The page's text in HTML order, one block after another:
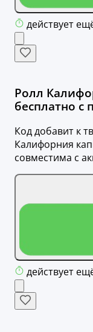
действует
Ролл
бесплатно с
Код добавит к
Калифорния
совместима с
действует